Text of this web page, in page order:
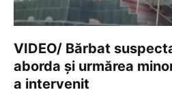
VIDEO/ Bărbat
aborda și urmărea
a intervenit